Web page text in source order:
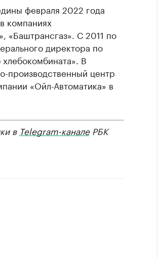
февраля 2022 года
компаниях
«Баштрансгаз». С 2011 по
директора по
В
производственный центр
«Ойл-Автоматика» в
в Telegram-каналеРБК